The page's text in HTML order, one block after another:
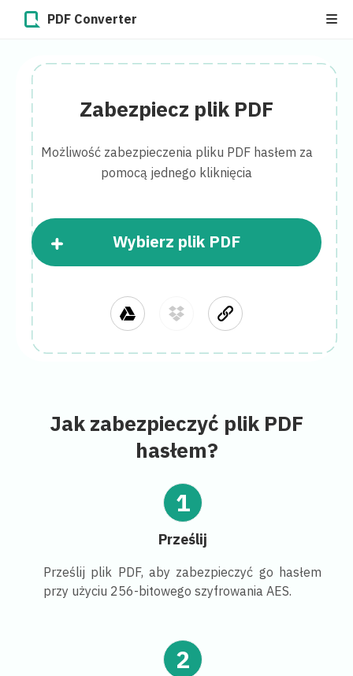
PDF Converter
Zabezpiecz plik PDF
Możliwość zabezpieczenia pliku PDF hasłem za
pomocą jednego kliknięcia
Wybierz plik PDF
Jak zabezpieczyć plik PDF
hasłem?
1
Prześlij
Prześlij plik PDF, aby zabezpieczyć go hasłem
przy użyciu 256-bitowego szyfrowania AES.
2